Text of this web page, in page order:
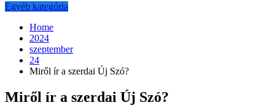
Egyéb kategória
Home
2024
szeptember
24
Miről ír a szerdai Új Szó?
Miről ír a szerdai Új Szó?